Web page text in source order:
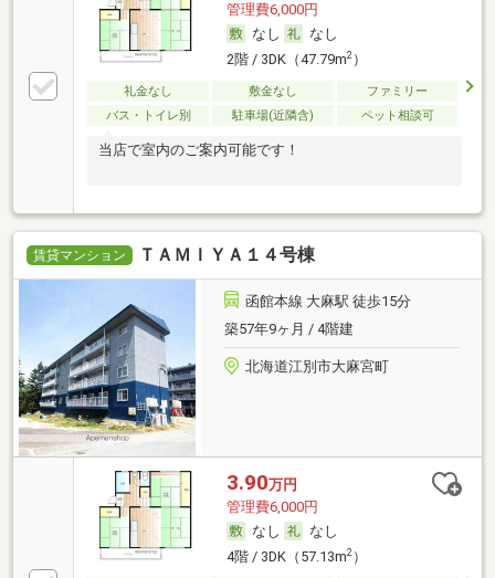
管理費6,000円
なし
なし
2階 / 3DK（47.79m2）
礼金なし 敷金なし
ファミリー
バス・トイレ別
駐車場(近隣含) ペット相談可
当店で室内のご案内可能です！
賃貸マンション ＴＡＭＩＹＡ１４号棟
函館本線 大麻駅 徒歩15分
築57年9ヶ月 / 4階建
北海道江別市大麻宮町
3.90万円
管理費6,000円
なし
なし
4階 / 3DK（57.13m2）